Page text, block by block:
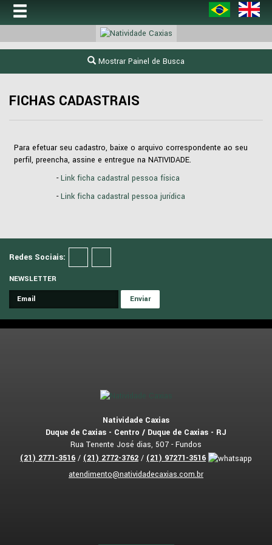
Mostrar Painel de Busca
FICHAS CADASTRAIS
Para efetuar seu cadastro, baixe o arquivo correspondente ao seu
perfil, preencha, assine e entregue na NATIVIDADE.
-Link ficha cadastral pessoa física
-Link ficha cadastral pessoa jurídica
Redes Sociais:
NEWSLETTER
Natividade Caxias
Duque de Caxias - Centro / Duque de Caxias - RJ
Rua Tenente José dias, 507 - Fundos
(21) 2771-3516 / (21) 2772-3762 / (21) 97271-3516
atendimento@natividadecaxias.com.br